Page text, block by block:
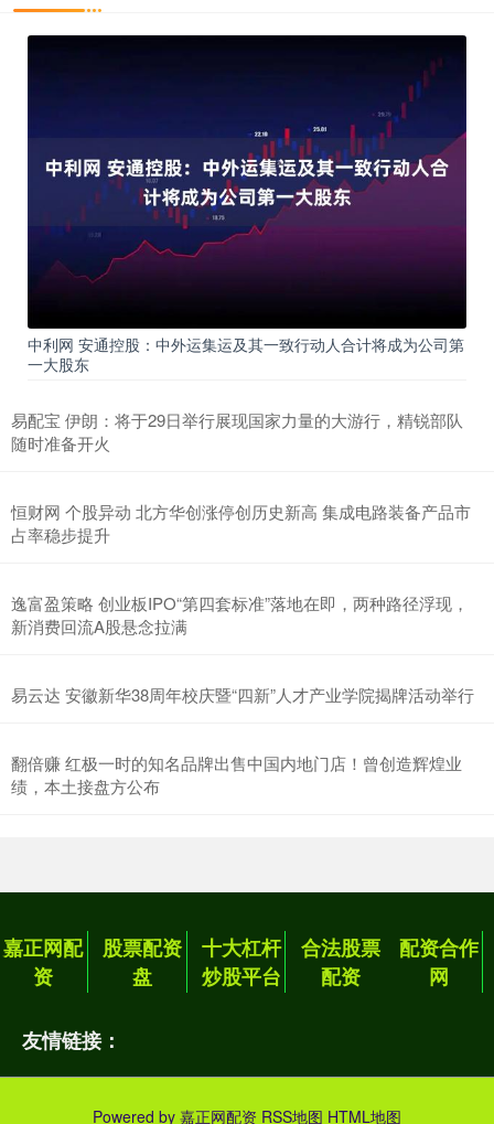
中利网 安通控股：中外运集运及其一致行动人合计将成为公司第
一大股东
易配宝 伊朗：将于29日举行展现国家力量的大游行，精锐部队
随时准备开火
恒财网 个股异动 北方华创涨停创历史新高 集成电路装备产品市
占率稳步提升
逸富盈策略 创业板IPO“第四套标准”落地在即，两种路径浮现，
新消费回流A股悬念拉满
易云达 安徽新华38周年校庆暨“四新”人才产业学院揭牌活动举行
翻倍赚 红极一时的知名品牌出售中国内地门店！曾创造辉煌业
绩，本土接盘方公布
嘉正网配
资
股票配资
盘
十大杠杆
炒股平台
合法股票
配资
配资合作
网
友情链接：
Powered by 嘉正网配资 RSS地图 HTML地图